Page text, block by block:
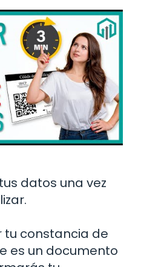
datos una vez
tu constancia de
es un documento